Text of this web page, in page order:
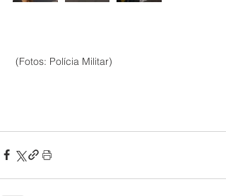
(Fotos: Polícia Militar)